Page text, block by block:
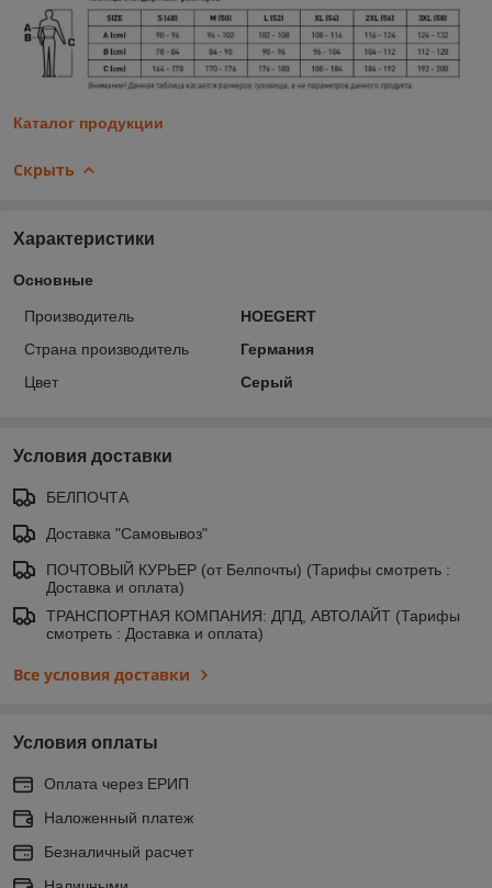
Каталог продукции
Скрыть
Характеристики
Основные
Производитель
HOEGERT
Страна производитель
Германия
Цвет
Серый
Условия доставки
БЕЛПОЧТА
Доставка "Самовывоз"
ПОЧТОВЫЙ КУРЬЕР (от Белпочты) (Тарифы смотреть :
Доставка и оплата)
ТРАНСПОРТНАЯ КОМПАНИЯ: ДПД, АВТОЛАЙТ (Тарифы
смотреть : Доставка и оплата)
Все условия доставки
Условия оплаты
Оплата через ЕРИП
Наложенный платеж
Безналичный расчет